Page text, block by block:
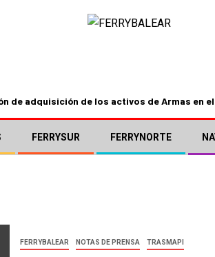
de adquisición de los activos de Armas en
FERRYSUR FERRYNORTE
FERRYBALEAR NOTAS DE PRENSA TRASMAPI